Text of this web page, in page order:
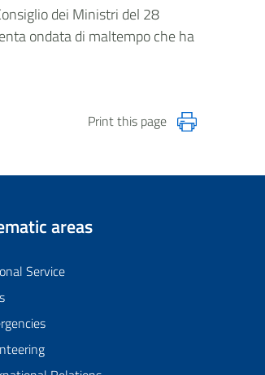
dei Ministri del 28
ondata di maltempo che ha
Print this page
areas
Service